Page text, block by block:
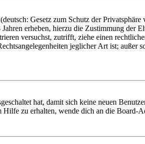
Gesetz zum Schutz der
erheben, hierzu die Zustimmung der
versuchst, zutrifft, ziehe einen
jeglicher Art ist;
hat, damit sich keine neuen
zu erhalten, wende dich an die Board-